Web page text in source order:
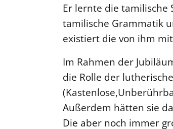
Er lernte die tamilische
tamilische Grammatik
existiert die von ihm
Im Rahmen der
die Rolle der
Außerdem hätten sie
Die aber noch immer